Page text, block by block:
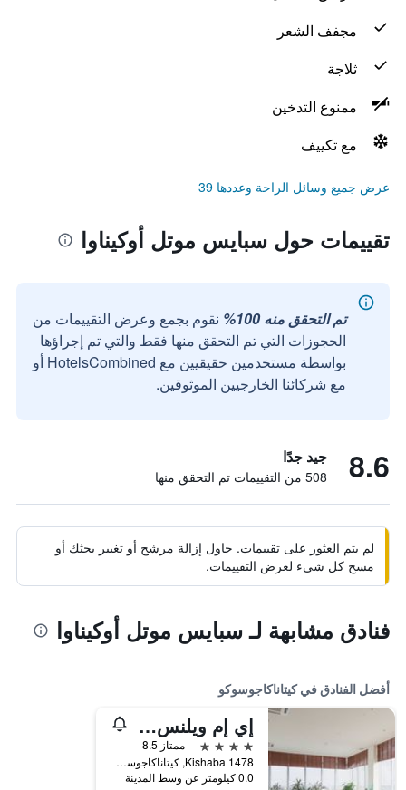
مجفف الشعر
ثلاجة
ممنوع التدخين
مع تكييف
عرض جميع وسائل الراحة وعددها 39
تقييمات حول سبايس موتل أوكيناوا
تم التحقق منه 100%
نقوم بجمع وعرض التقييمات من
الحجوزات التي تم التحقق منها فقط والتي تم إجراؤها
بواسطة مستخدمين حقيقيين مع HotelsCombined أو
مع شركائنا الخارجيين الموثوقين.
8.6 جيد جدًا
508 من التقييمات تم التحقق منها
لم يتم العثور على تقييمات. حاول إزالة مرشح أو تغيير بحثك أو
مسح كل شيء لعرض التقييمات.
فنادق مشابهة لـ سبايس موتل أوكيناوا
أفضل الفنادق في كيتاناكاجوسوكو
إي إم ويلنس كوراشينو هاكو لايف ستايل ريزورت
4 نجوم
ممتاز 8.5
Kishaba 1478, كيتاناكاجوسوكو, اليابان
0.0 كيلومتر عن وسط المدينة